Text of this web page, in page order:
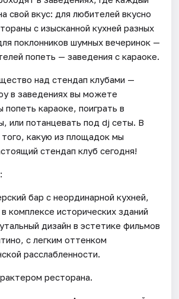
свой вкус: для любителей вкусно
с изысканной кухней разных
поклонников шумных вечеринок —
попеть — заведения с караоке.
над стендап клубами —
в заведениях вы можете
попеть караоке, поиграть в
или потанцевать под dj сеты. В
того, какую из площадок мы
стендап клуб сегодня!
бар с неординарной кухней,
комплексе исторических зданий
дизайн в эстетике фильмов
с легким оттенком
расслабленности.
ресторана.